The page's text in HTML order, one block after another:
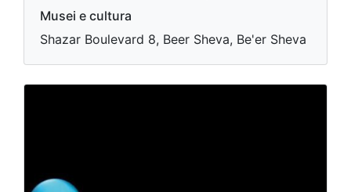
Musei e cultura
Shazar Boulevard 8, Beer Sheva, Be'er Sheva